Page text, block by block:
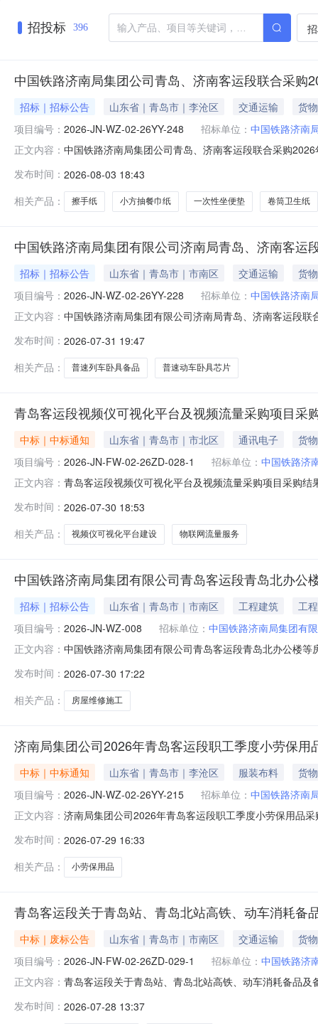
招投标 396
中国铁路济南局集团公司青岛、济南客运段联合采购
招标｜招标公告 山东省｜青岛市｜李沧区 交通运输
货物
项目编号： 2026-JN-WZ-02-26YY-248 招标单位： 中国铁路济南
正文内容： 中国铁路济南局集团公司青岛、济南客运段联合采购
联合采购2026年度纸制品采购项目采购进行公开招标。
性坐便
发布时间： 2026-08-03 18:43
相关产品：
擦手纸 小方抽餐巾纸 一次性坐便垫 卷筒卫生纸
中国铁路济南局集团有限公司济南局青岛、济南客
招标｜招标公告 山东省｜青岛市｜市南区 交通运输
货物
项目编号： 2026-JN-WZ-02-26YY-228 招标单位： 中国铁路济南
正文内容： 中国铁路济南局集团有限公司济南局青岛、济南客运段
段，招标项目资金来自单位成本。该项目已具备招标条
2.项目概况与招标范围共2
发布时间： 2026-07-31 19:47
相关产品：
普速列车卧具备品 普速动车卧具芯片
青岛客运段视频仪可视化平台及视频流量采购项目采
中标｜中标通知 山东省｜青岛市｜市北区 通讯电子
货物
项目编号： 2026-JN-FW-02-26ZD-028-1 招标单位： 中国铁路济
正文内容： 青岛客运段视频仪可视化平台及视频流量采购项目采购
司4.联系方式采购人：中国铁路济南局集团有限公司青
发布时间： 2026-07-30 18:53
相关产品：
视频仪可视化平台建设 物联网流量服务
中国铁路济南局集团有限公司青岛客运段青岛北办公
招标｜招标公告 山东省｜青岛市｜市南区 工程建筑
工程
项目编号： 2026-JN-WZ-008 招标单位： 中国铁路济南局集团有
正文内容： 中国铁路济南局集团有限公司青岛客运段青岛北办公楼
购内容青岛客运段青岛北办公楼等房屋零星维修施工项
格；2.投标人须有安全生
发布时间： 2026-07-30 17:22
相关产品：
房屋维修施工
济南局集团公司2026年青岛客运段职工季度小劳保
中标｜中标通知 山东省｜青岛市｜李沧区 服装布料
货物
项目编号： 2026-JN-WZ-02-26YY-215 招标单位： 中国铁路济南
正文内容： 济南局集团公司2026年青岛客运段职工季度小劳保用品
中标候选人包件号包件名称中标候选人排序1职工季度小
发布时间： 2026-07-29 16:33
相关产品：
小劳保用品
青岛客运段关于青岛站、青岛北站高铁、动车消耗备
中标｜废标公告 山东省｜青岛市｜市南区 交通运输
货物
项目编号： 2026-JN-FW-02-26ZD-029-1 招标单位： 中国铁路济
正文内容： 青岛客运段关于青岛站、青岛北站高铁、动车消耗备品
资设备招标代理有限公司联系人：冯先生0531-82423508
发布时间： 2026-07-28 13:37